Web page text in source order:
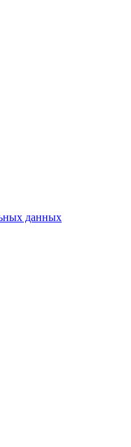
данных